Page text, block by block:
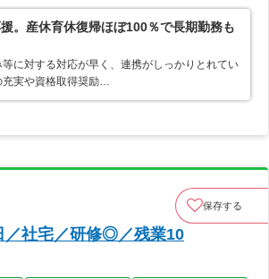
。産休育休復帰ほぼ100％で長期勤務も
に対する対応が早く、連携がしっかりとれてい
充実や資格取得奨励…
保存する
／社宅／研修◎／残業10